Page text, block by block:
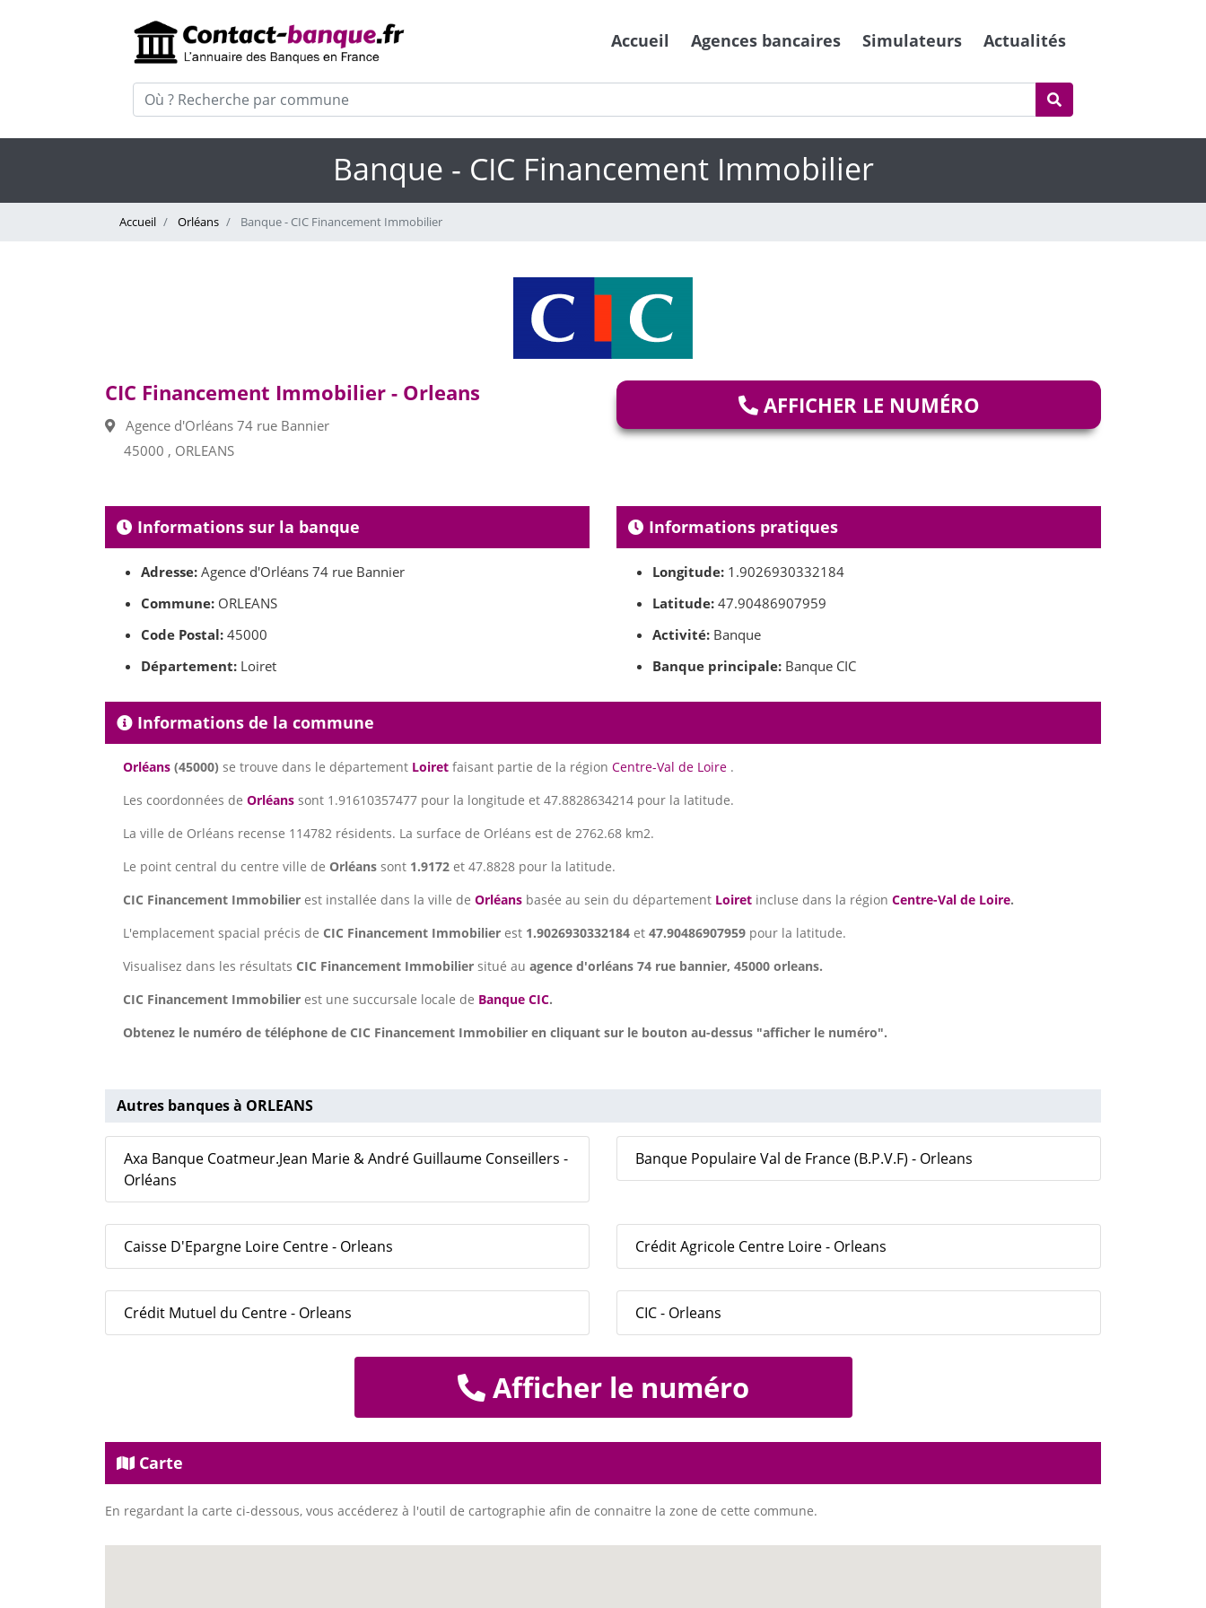
Accueil Agences bancaires Simulateurs Actualités
Banque - CIC Financement Immobilier
Accueil Orléans Banque - CIC Financement Immobilier
CIC Financement Immobilier - Orleans
Agence d'Orléans 74 rue Bannier
45000 , ORLEANS
AFFICHER LE NUMÉRO
Informations sur la banque
Adresse: Agence d'Orléans 74 rue Bannier
Commune: ORLEANS
Code Postal: 45000
Département: Loiret
Informations pratiques
Longitude: 1.9026930332184
Latitude: 47.90486907959
Activité: Banque
Banque principale: Banque CIC
Informations de la commune
Orléans (45000) se trouve dans le département Loiret faisant partie de la région Centre-Val de Loire .
Les coordonnées de Orléans sont 1.91610357477 pour la longitude et 47.8828634214 pour la latitude.
La ville de Orléans recense 114782 résidents. La surface de Orléans est de 2762.68 km2.
Le point central du centre ville de Orléans sont 1.9172 et 47.8828 pour la latitude.
CIC Financement Immobilier est installée dans la ville de Orléans basée au sein du département Loiret incluse dans la région Centre-Val de Loire.
L'emplacement spacial précis de CIC Financement Immobilier est 1.9026930332184 et 47.90486907959 pour la latitude.
Visualisez dans les résultats CIC Financement Immobilier situé au agence d'orléans 74 rue bannier, 45000 orleans.
CIC Financement Immobilier est une succursale locale de Banque CIC.
Obtenez le numéro de téléphone de CIC Financement Immobilier en cliquant sur le bouton au-dessus "afficher le numéro".
Autres banques à ORLEANS
Axa Banque Coatmeur.Jean Marie & André Guillaume Conseillers -
Orléans
Banque Populaire Val de France (B.P.V.F) - Orleans
Caisse D'Epargne Loire Centre - Orleans Crédit Agricole Centre Loire - Orleans
Crédit Mutuel du Centre - Orleans CIC - Orleans
Afficher le numéro
Carte
En regardant la carte ci-dessous, vous accéderez à l'outil de cartographie afin de connaitre la zone de cette commune.